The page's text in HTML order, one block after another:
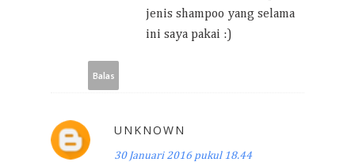
jenis shampoo yang selama
ini saya pakai :)
Balas
UNKNOWN
30 Januari 2016 pukul 18.44